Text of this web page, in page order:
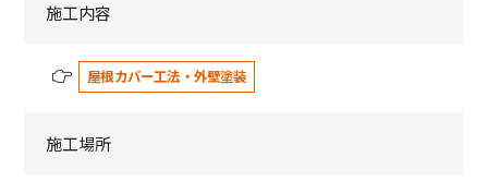
施工内容
屋根カバー工法・外壁塗装
施工場所